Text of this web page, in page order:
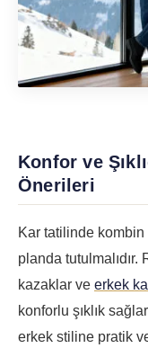
Konfor ve
Önerileri
Kar tatilinde
planda tutulmalıdır.
kazaklar ve erkek
konforlu şıklık
erkek stiline pratik